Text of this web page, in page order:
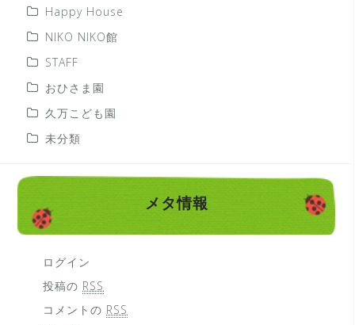
Happy House
NIKO NIKO館
STAFF
おひさま園
久万こども園
未分類
メタ情報
ログイン
投稿の RSS
コメントの RSS